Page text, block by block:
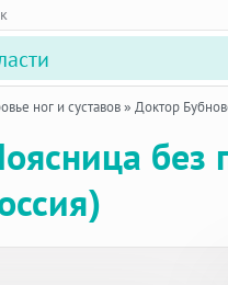
ног и суставов» Доктор
без